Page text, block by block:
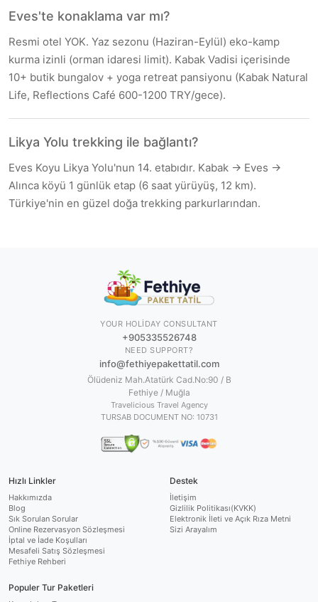
Eves'te konaklama var mı?
Resmi otel YOK. Yaz sezonu (Haziran-Eylül) eko-kamp
kurma izinli (orman idaresi limit). Kabak Vadisi içerisinde
10+ butik bungalov + yoga retreat pansiyonu (Kabak Natural
Life, Reflections Café 600-1200 TRY/gece).
Likya Yolu trekking ile bağlantı?
Eves Koyu Likya Yolu'nun 14. etabıdır. Kabak → Eves →
Alınca köyü 1 günlük etap (6 saat yürüyüş, 12 km).
Türkiye'nin en güzel doğa trekking parkurlarından.
YOUR HOLIDAY CONSULTANT
+905335526748
NEED SUPPORT?
info@fethiyepakettatil.com
Ölüdeniz Mah.Atatürk Cad.No:90 / B
Fethiye / Muğla
Travelicious Travel Agency
TURSAB DOCUMENT NO: 10731
Hızlı Linkler
Hakkımızda
Blog
Sık Sorulan Sorular
Online Rezervasyon Sözleşmesi
İptal ve İade Koşulları
Mesafeli Satış Sözleşmesi
Fethiye Rehberi
Destek
İletişim
Gizlilik Politikası(KVKK)
Elektronik İleti ve Açık Rıza Metni
Sizi Arayalım
Populer Tur Paketleri